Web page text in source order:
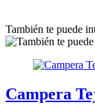
También te puede
Campera